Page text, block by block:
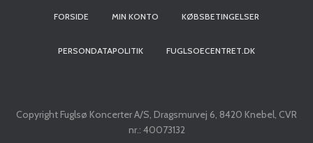
FORSIDE MIN KONTO KØBSBETINGELSER
PERSONDATAPOLITIK FUGLSOECENTRET.DK
Copyright Fuglsø Koncerter A/S, Dragsmurvej 6, 8420 Knebel, CVR
nr.: 40073132